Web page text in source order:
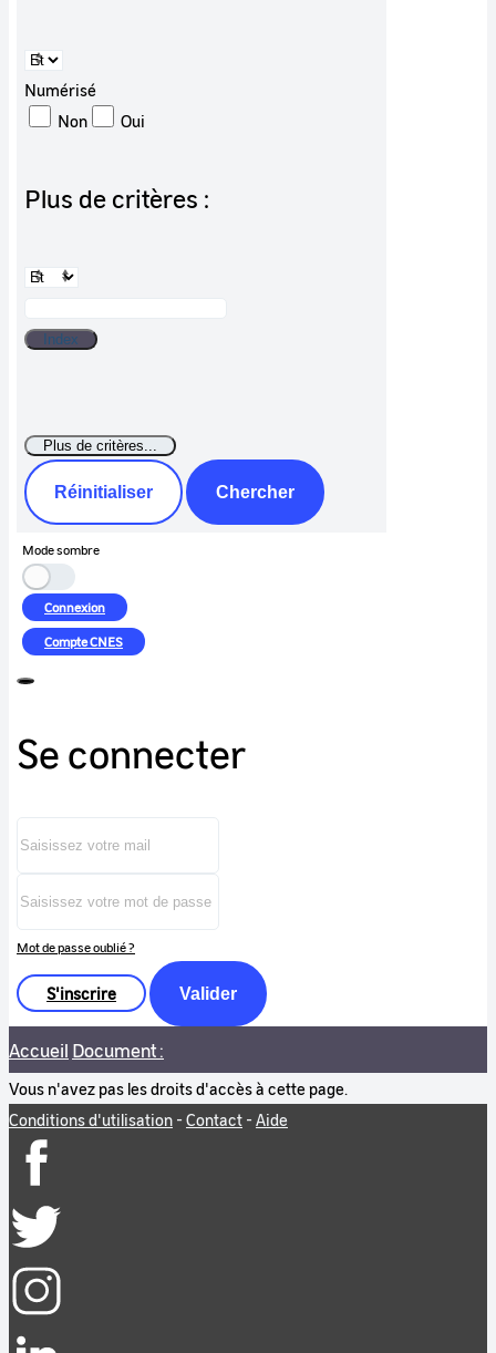
Numérisé
Non
Oui
Plus de critères :
Réinitialiser Chercher
Mode sombre
Connexion
CompteCNES
Se connecter
Mot de passe oublié ?
S'inscrire Valider
Accueil Document :
Vous n'avez pas les droits d'accès à cette page.
Conditions d'utilisation - Contact - Aide